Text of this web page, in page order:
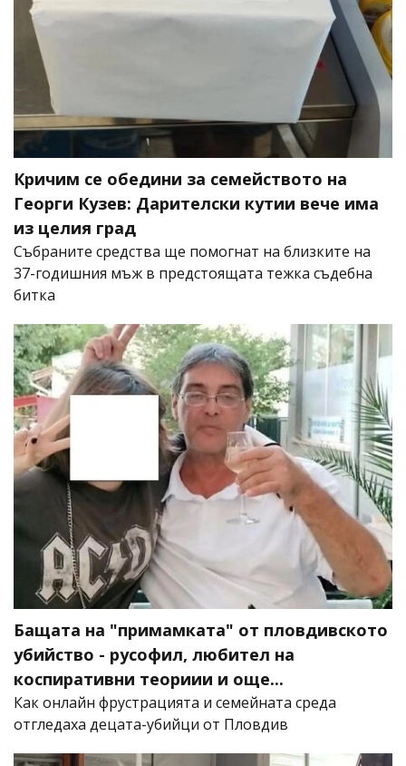
Кричим се обедини за семейството на
Георги Кузев: Дарителски кутии вече има
из целия град
Събраните средства ще помогнат на близките на
37-годишния мъж в предстоящата тежка съдебна
битка
Бащата на "примамката" от пловдивското
убийство - русофил, любител на
коспиративни теориии и още...
Как онлайн фрустрацията и семейната среда
отгледаха децата-убийци от Пловдив